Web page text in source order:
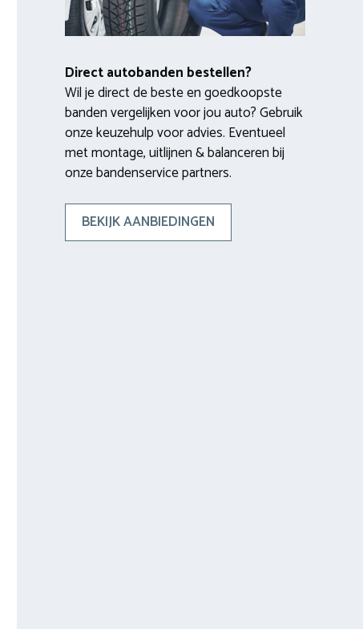
Direct autobanden bestellen?
Wil je direct de beste en goedkoopste
banden vergelijken voor jou auto? Gebruik
onze keuzehulp voor advies. Eventueel
met montage, uitlijnen & balanceren bij
onze bandenservice partners.
BEKIJK AANBIEDINGEN